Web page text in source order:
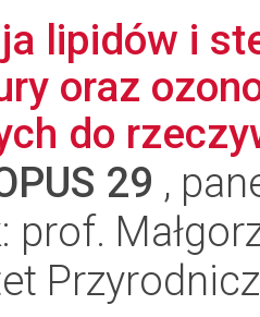
lipidów i
oraz
do
29 ,
prof.